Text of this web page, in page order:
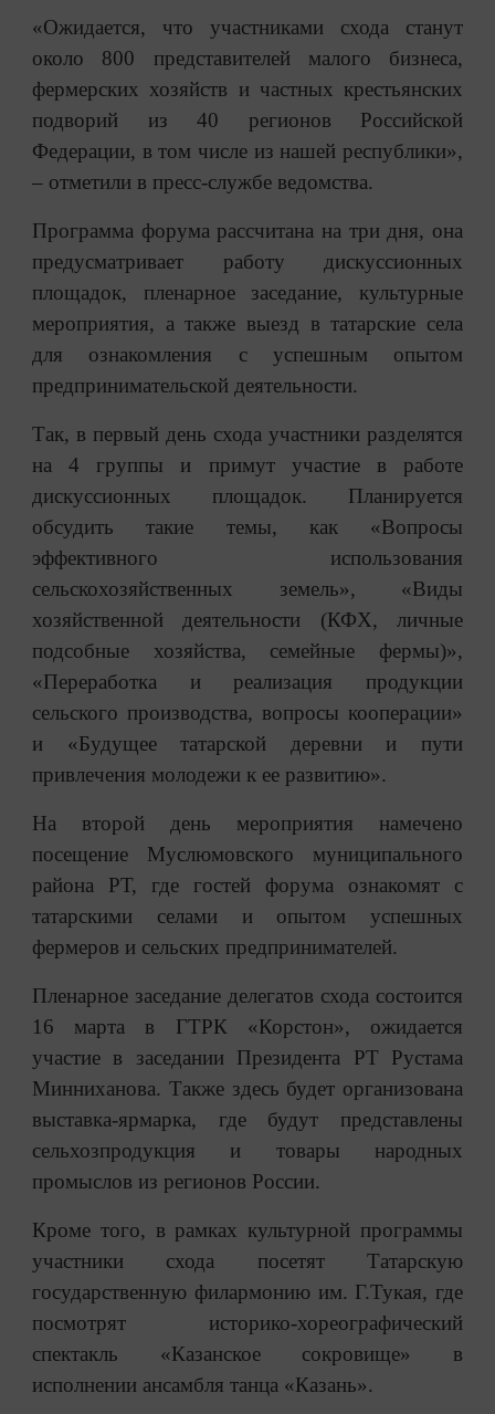
«Ожидается, что участниками схода станут
около 800 представителей малого бизнеса,
фермерских хозяйств и частных крестьянских
подворий из 40 регионов Российской
Федерации, в том числе из нашей республики»,
– отметили в пресс-службе ведомства.
Программа форума рассчитана на три дня, она
предусматривает работу дискуссионных
площадок, пленарное заседание, культурные
мероприятия, а также выезд в татарские села
для ознакомления с успешным опытом
предпринимательской деятельности.
Так, в первый день схода участники разделятся
на 4 группы и примут участие в работе
дискуссионных площадок. Планируется
обсудить такие темы, как «Вопросы
эффективного использования
сельскохозяйственных земель», «Виды
хозяйственной деятельности (КФХ, личные
подсобные хозяйства, семейные фермы)»,
«Переработка и реализация продукции
сельского производства, вопросы кооперации»
и «Будущее татарской деревни и пути
привлечения молодежи к ее развитию».
На второй день мероприятия намечено
посещение Муслюмовского муниципального
района РТ, где гостей форума ознакомят с
татарскими селами и опытом успешных
фермеров и сельских предпринимателей.
Пленарное заседание делегатов схода состоится
16 марта в ГТРК «Корстон», ожидается
участие в заседании Президента РТ Рустама
Минниханова. Также здесь будет организована
выставка-ярмарка, где будут представлены
сельхозпродукция и товары народных
промыслов из регионов России.
Кроме того, в рамках культурной программы
участники схода посетят Татарскую
государственную филармонию им. Г.Тукая, где
посмотрят историко-хореографический
спектакль «Казанское сокровище» в
исполнении ансамбля танца «Казань».